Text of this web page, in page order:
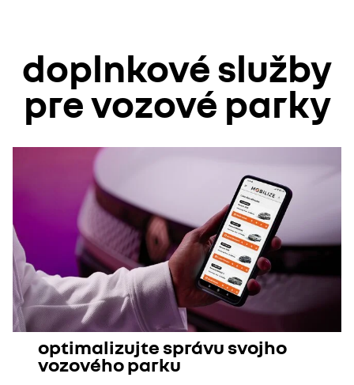
doplnkové služby
pre vozové parky
optimalizujte správu svojho
vozového parku